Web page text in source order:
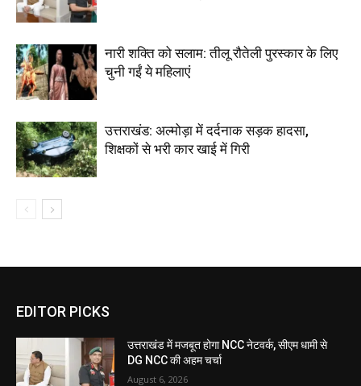
नारी शक्ति को सलाम: तीलू रौतेली पुरस्कार के लिए
चुनी गईं ये महिलाएं
उत्तराखंड: अल्मोड़ा में दर्दनाक सड़क हादसा,
शिक्षकों से भरी कार खाई में गिरी
EDITOR PICKS
उत्तराखंड में मजबूत होगा NCC नेटवर्क, सीएम धामी से
DG NCC की अहम चर्चा
August 6, 2026